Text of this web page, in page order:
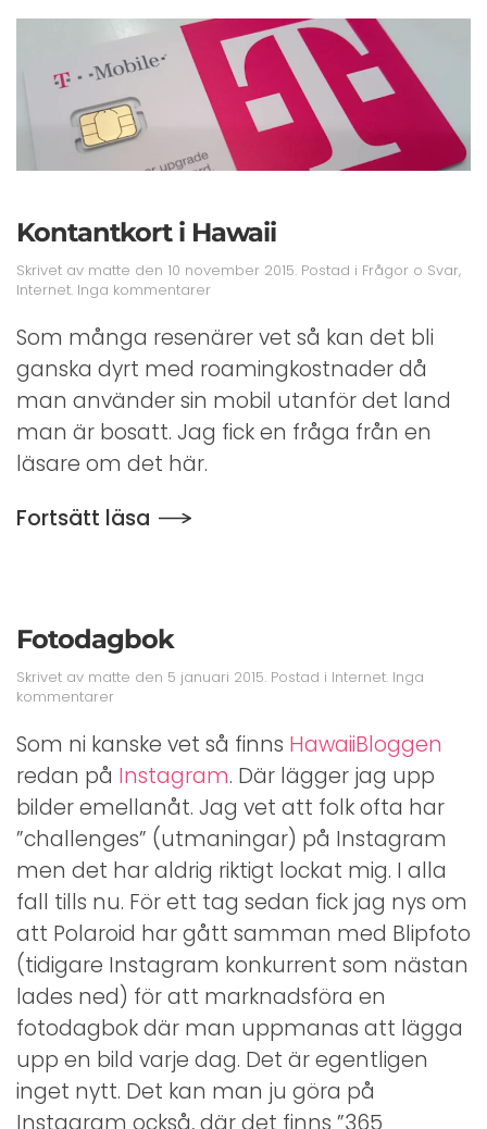
Kontantkort i Hawaii
Skrivet av matte den 10 november 2015. Postad i Frågor o Svar,
Internet. Inga kommentarertill
Hawaii
Som många resenärer vet så kan det bli
ganska dyrt med roamingkostnader då
man använder sin mobil utanför det land
man är bosatt. Jag fick en fråga från en
läsare om det här.
Fortsätt läsa
Fotodagbok
Skrivet av matte den 5 januari 2015. Postad i Internet. Inga
kommentarertill
Som ni kanske vet så finns HawaiiBloggen
redan på Instagram. Där lägger jag upp
bilder emellanåt. Jag vet att folk ofta har
”challenges” (utmaningar) på Instagram
men det har aldrig riktigt lockat mig. I alla
fall tills nu. För ett tag sedan fick jag nys om
att Polaroid har gått samman med Blipfoto
(tidigare Instagram konkurrent som nästan
lades ned) för att marknadsföra en
fotodagbok där man uppmanas att lägga
upp en bild varje dag. Det är egentligen
inget nytt. Det kan man ju göra på
Instagram också, där det finns ”365